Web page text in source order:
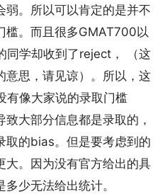
弱。所以可以肯定的是并不
槛。而且很多GMAT700以
同学却收到了reject， （这
意思，请见谅）。所以，这
有像大家说的录取门槛
大部分信息都是录取的，
取的bias。但是要考虑到的
大。因为没有官方给出的具
少无法给出统计。